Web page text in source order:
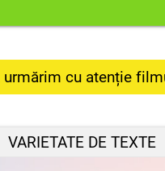
urmărim cu atenție
VARIETATE DE TEXTE